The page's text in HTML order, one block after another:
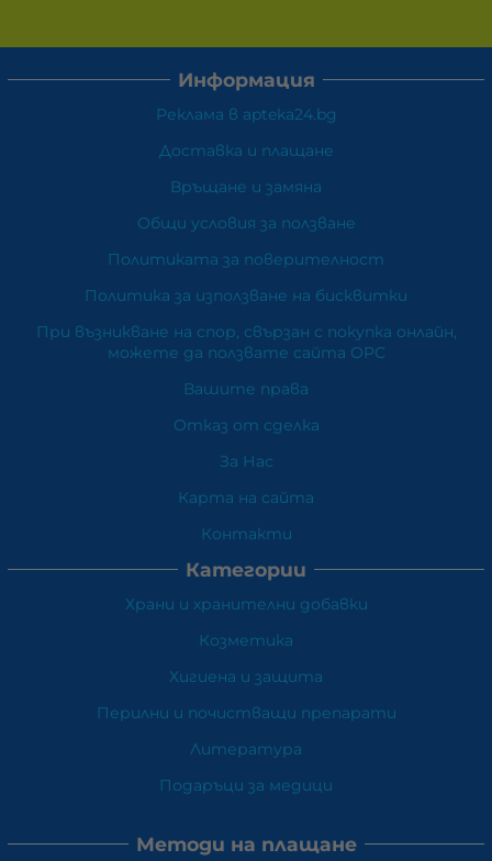
Информация
Реклама в apteka24.bg
Доставка и плащане
Връщане и замяна
Общи условия за ползване
Политиката за поверителност
Политика за използване на бисквитки
При възникване на спор, свързан с покупка онлайн,
можете да ползвате сайта ОРС
Вашите права
Отказ от сделка
За Нас
Карта на сайта
Контакти
Категории
Храни и хранителни добавки
Козметика
Хигиена и защита
Перилни и почистващи препарати
Литература
Подаръци за медици
Методи на плащане